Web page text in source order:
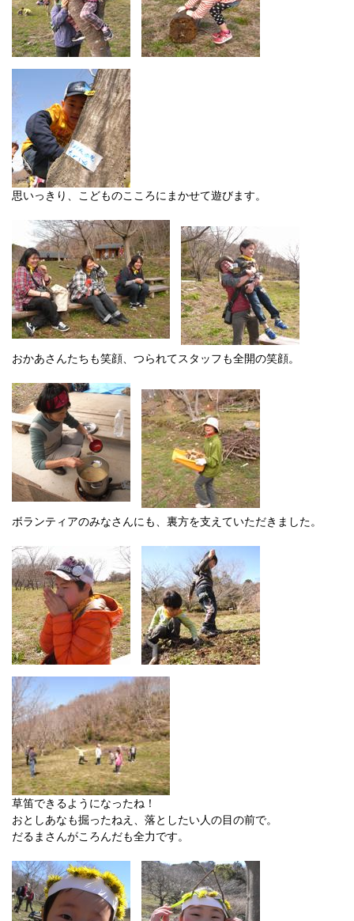
思いっきり、こどものこころにまかせて遊びます。
おかあさんたちも笑顔、つられてスタッフも全開の笑顔。
ボランティアのみなさんにも、裏方を支えていただきました。
草笛できるようになったね！
おとしあなも掘ったねえ、落としたい人の目の前で。
だるまさんがころんだも全力です。